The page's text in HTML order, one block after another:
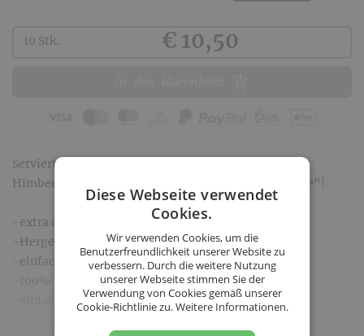
Kaufen
10 Stk. € 10,50
Serviert mit einer Kugel Vanilleeis und warmer
Himbeersauce, eine neue Kreation von „Heißer Liebe“!
-extra dünner Teig
-Hergestellt in Kärnten
-einfache Zubereitung
-100% Traditionsprodukt
-einfach zum Einfrieren (frisch geliefert)
Diese Webseite verwendet
Cookies.
Wir verwenden Cookies, um die
Benutzerfreundlichkeit unserer Website zu
verbessern. Durch die weitere Nutzung
unserer Webseite stimmen Sie der
Verwendung von Cookies gemäß unserer
Cookie-Richtlinie zu.Weitere Informationen.